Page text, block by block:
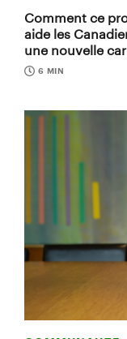
Comment ce
aide les
une nouvelle
6 MIN